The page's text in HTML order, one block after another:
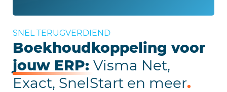
SNEL TERUGVERDIEND
Boekhoudkoppeling voor
jouw ERP: Visma Net,
Exact, SnelStart en meer.